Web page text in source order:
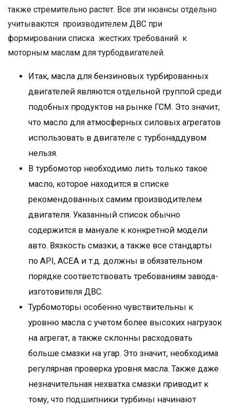
также стремительно растет. Все эти нюансы отдельно
учитываются производителем ДВС при
формировании списка жестких требований к
моторным маслам для турбодвигателей.
Итак, масла для бензиновых турбированных
двигателей являются отдельной группой среди
подобных продуктов на рынке ГСМ. Это значит,
что масло для атмосферных силовых агрегатов
использовать в двигателе с турбонаддувом
нельзя.
В турбомотор необходимо лить только такое
масло, которое находится в списке
рекомендованных самим производителем
двигателя. Указанный список обычно
содержится в мануале к конкретной модели
авто. Вязкость смазки, а также все стандарты
по API, АСЕА и т.д. должны в обязательном
порядке соответствовать требованиям завода-
изготовителя ДВС.
Турбомоторы особенно чувствительны к
уровню масла с учетом более высоких нагрузок
на агрегат, а также склонны расходовать
больше смазки на угар. Это значит, необходима
регулярная проверка уровня масла. Также даже
незначительная нехватка смазки приводит к
тому, что подшипники турбины начинают